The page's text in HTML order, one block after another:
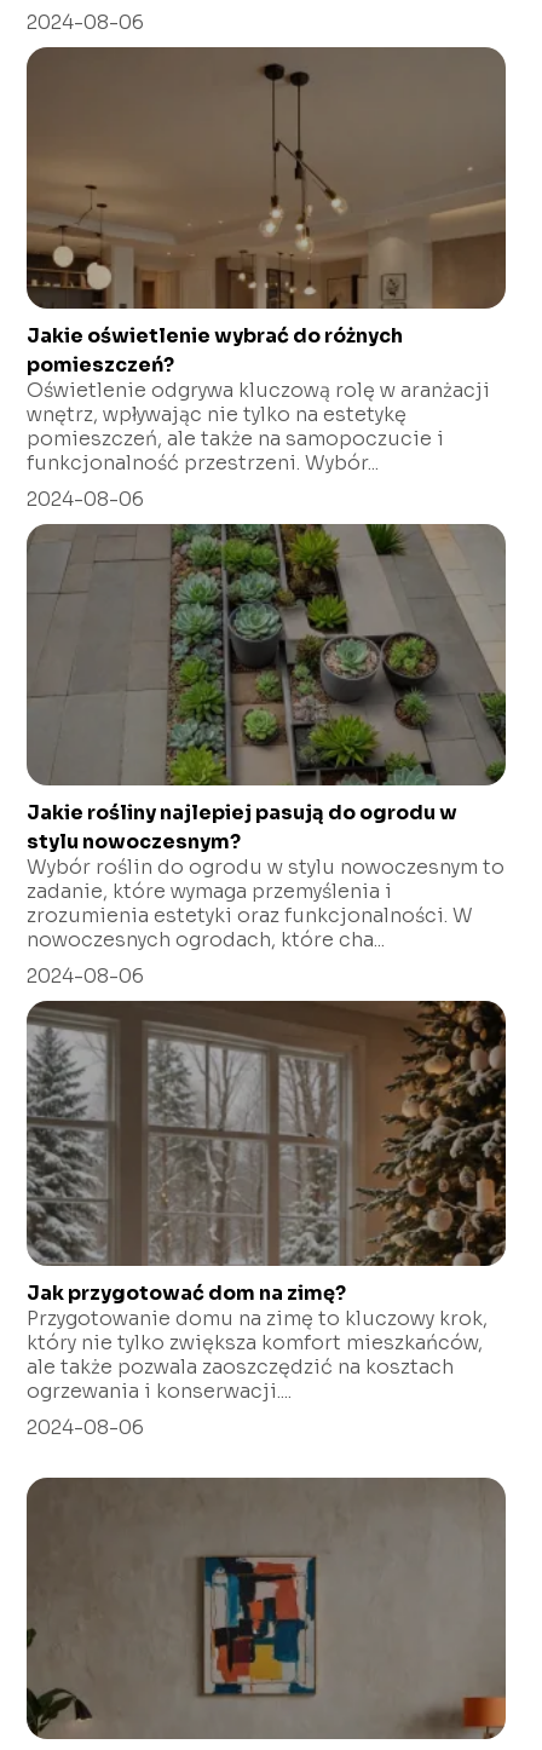
2024-08-06
Jakie oświetlenie wybrać do różnych
pomieszczeń?
Oświetlenie odgrywa kluczową rolę w aranżacji
wnętrz, wpływając nie tylko na estetykę
pomieszczeń, ale także na samopoczucie i
funkcjonalność przestrzeni. Wybór...
2024-08-06
Jakie rośliny najlepiej pasują do ogrodu w
stylu nowoczesnym?
Wybór roślin do ogrodu w stylu nowoczesnym to
zadanie, które wymaga przemyślenia i
zrozumienia estetyki oraz funkcjonalności. W
nowoczesnych ogrodach, które cha...
2024-08-06
Jak przygotować dom na zimę?
Przygotowanie domu na zimę to kluczowy krok,
który nie tylko zwiększa komfort mieszkańców,
ale także pozwala zaoszczędzić na kosztach
ogrzewania i konserwacji....
2024-08-06